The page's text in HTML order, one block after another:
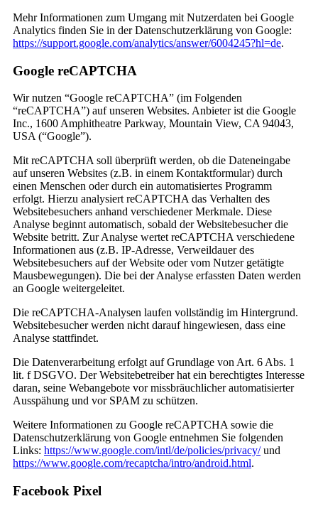
Mehr Informationen zum Umgang mit Nutzerdaten bei Google
Analytics finden Sie in der Datenschutzerklärung von Google:
https://support.google.com/analytics/answer/6004245?hl=de.
Google reCAPTCHA
Wir nutzen “Google reCAPTCHA” (im Folgenden
“reCAPTCHA”) auf unseren Websites. Anbieter ist die Google
Inc., 1600 Amphitheatre Parkway, Mountain View, CA 94043,
USA (“Google”).
Mit reCAPTCHA soll überprüft werden, ob die Dateneingabe
auf unseren Websites (z.B. in einem Kontaktformular) durch
einen Menschen oder durch ein automatisiertes Programm
erfolgt. Hierzu analysiert reCAPTCHA das Verhalten des
Websitebesuchers anhand verschiedener Merkmale. Diese
Analyse beginnt automatisch, sobald der Websitebesucher die
Website betritt. Zur Analyse wertet reCAPTCHA verschiedene
Informationen aus (z.B. IP-Adresse, Verweildauer des
Websitebesuchers auf der Website oder vom Nutzer getätigte
Mausbewegungen). Die bei der Analyse erfassten Daten werden
an Google weitergeleitet.
Die reCAPTCHA-Analysen laufen vollständig im Hintergrund.
Websitebesucher werden nicht darauf hingewiesen, dass eine
Analyse stattfindet.
Die Datenverarbeitung erfolgt auf Grundlage von Art. 6 Abs. 1
lit. f DSGVO. Der Websitebetreiber hat ein berechtigtes Interesse
daran, seine Webangebote vor missbräuchlicher automatisierter
Ausspähung und vor SPAM zu schützen.
Weitere Informationen zu Google reCAPTCHA sowie die
Datenschutzerklärung von Google entnehmen Sie folgenden
Links: https://www.google.com/intl/de/policies/privacy/und
https://www.google.com/recaptcha/intro/android.html.
Facebook Pixel